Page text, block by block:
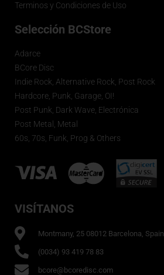
Terminos y Condiciones de Uso
Selección BCStore
Adarce
BCore Disc
Indie Rock, Alternative Rock, Post Rock
Hardcore, Punk, Garage, OI!
Post Punk, Dark Wave, Electrónica
Post Metal, Metal
60s, 70s, Funk, Prog & Others
VISÍTANOS
Montmany, 25 08012 Barcelona, Spain
(0034) 93 419 78 83
bcore@bcoredisc.com